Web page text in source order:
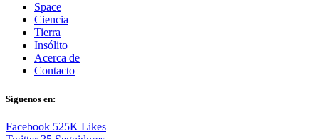
Space
Ciencia
Tierra
Insólito
Acerca de
Contacto
Síguenos en:
Facebook 525K Likes